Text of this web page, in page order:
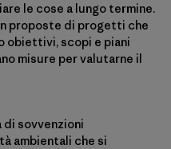
le cose a lungo termine.
proposte di progetti che
obiettivi, scopi e piani
misure per valutarne il
sovvenzioni
ambientali che si